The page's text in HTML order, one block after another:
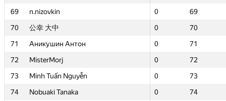
69
n.nizovkin 0
69
70
公幸 大中 0
70
71
Аникушин Антон 0
71
72
MisterMorj 0
72
73
Minh Tuấn Nguyễn 0
73
74
Nobuaki Tanaka 0
74
69
n.nizovkin 0
69
70
公幸 大中 0
70
71
Аникушин Антон 0
71
72
MisterMorj 0
72
73
Minh Tuấn Nguyễn 0
73
74
Nobuaki Tanaka 0
74